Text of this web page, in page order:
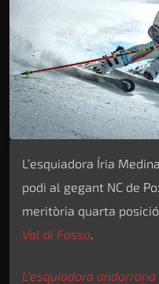
L’esquiadora Íria
podi al gegant NC de
meritòria quarta
Val di Fassa.
L’esquiadora andorrana